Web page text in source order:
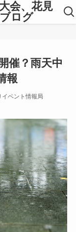
会、花見
ログ
催？雨天中
報
イベント情報局